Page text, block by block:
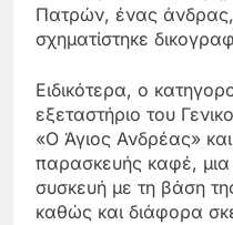
Πατρών, ένας
σχηματίστηκε
Ειδικότερα, ο
εξεταστήριο του
«Ο Άγιος Ανδρέας»
παρασκευής καφέ,
συσκευή με τη βάση
καθώς και διάφορα